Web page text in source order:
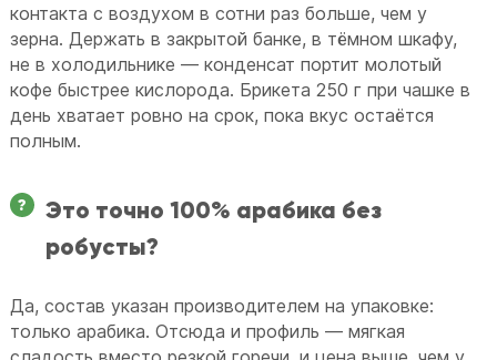
контакта с воздухом в сотни раз больше, чем у
зерна. Держать в закрытой банке, в тёмном шкафу,
не в холодильнике — конденсат портит молотый
кофе быстрее кислорода. Брикета 250 г при чашке в
день хватает ровно на срок, пока вкус остаётся
полным.
Это точно 100% арабика без
робусты?
Да, состав указан производителем на упаковке:
только арабика. Отсюда и профиль — мягкая